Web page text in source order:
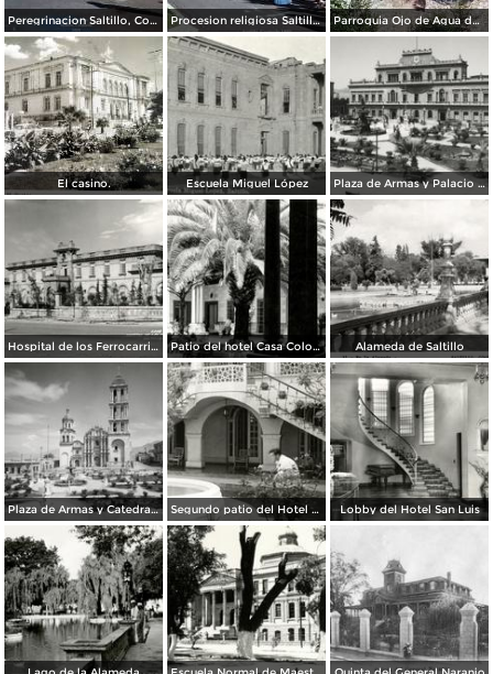
Peregrinacion Saltillo, Coahuila 1959 Procesion religiosa Saltillo, Coahuila 1959. Parroquia Ojo de Agua donde se venera el Santo Cristo Saltillo, Coahuila 1959
El casino. Escuela Miguel López Plaza de Armas y Palacio de Gobierno
Hospital de los Ferrocarriles Patio del hotel Casa Colonial Alameda de Saltillo
Plaza de Armas y Catedral de Saltillo Segundo patio del Hotel Arizpe Lobby del Hotel San Luis